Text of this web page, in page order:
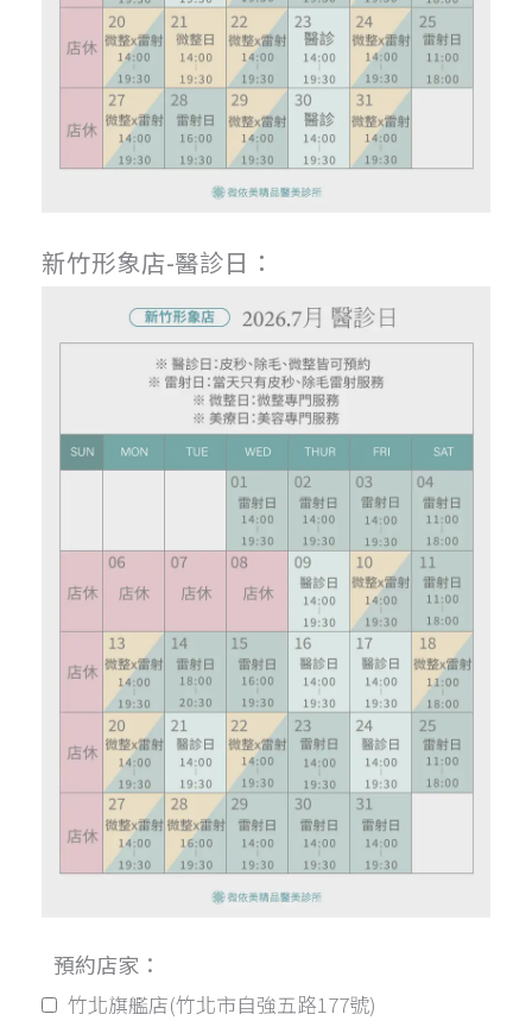
新竹形象店-醫診日：
預約店家：
竹北旗艦店(竹北市自強五路177號)